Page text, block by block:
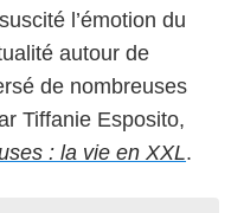
l’émotion du
autour de
de nombreuses
Tiffanie Esposito,
: la vie en XXL.